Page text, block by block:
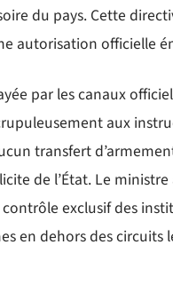
du pays. Cette
autorisation officielle
par les canaux
aux
transfert
de l’État. Le
contrôle exclusif des
en dehors des